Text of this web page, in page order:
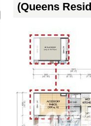
(Queens